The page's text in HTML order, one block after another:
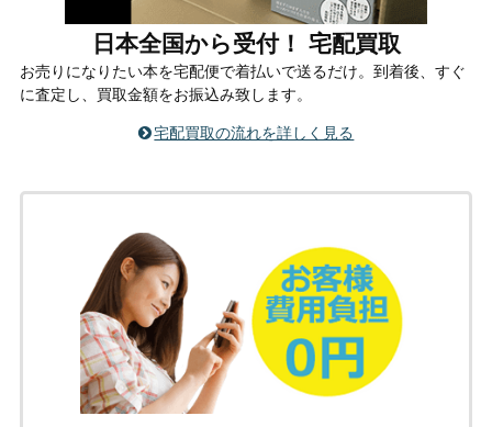
日本全国から受付！ 宅配買取
お売りになりたい本を宅配便で着払いで送るだけ。到着後、すぐ
に査定し、買取金額をお振込み致します。
宅配買取の流れを詳しく見る